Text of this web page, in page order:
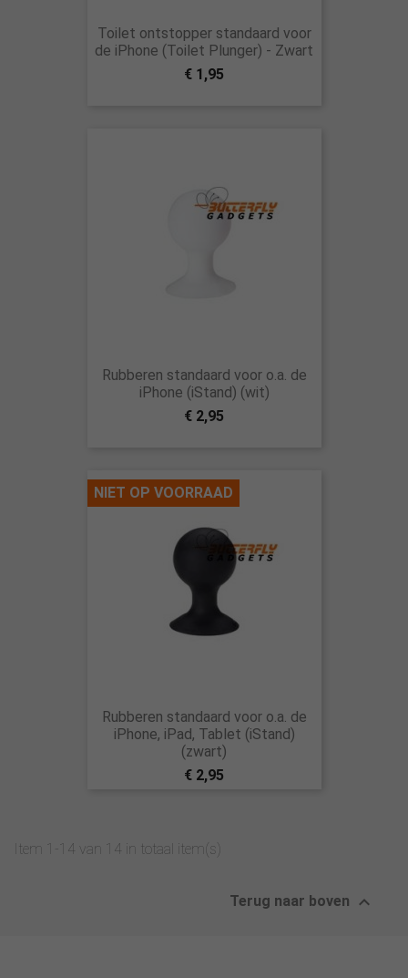
Toilet ontstopper standaard voor
de iPhone (Toilet Plunger) - Zwart
€ 1,95
Rubberen standaard voor o.a. de
iPhone (iStand) (wit)
€ 2,95
Rubberen standaard voor o.a. de
iPhone, iPad, Tablet (iStand)
(zwart)
€ 2,95
NIET OP VOORRAAD
Item 1-14 van 14 in totaal item(s)
Terug naar boven 